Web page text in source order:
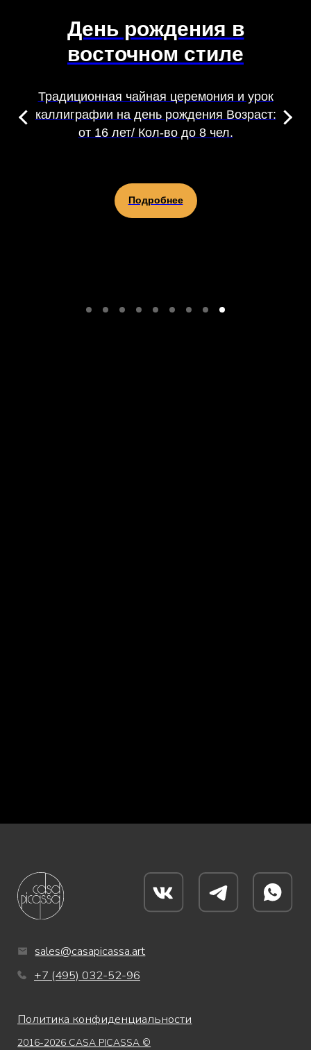
День рождения в
восточном стиле
Традиционная чайная церемония и урок
каллиграфии на день рождения Возраст:
от 16 лет/ Кол-во до 8 чел.
Подробнее